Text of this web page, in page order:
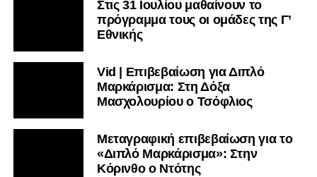
lamiara.grστοGoogle Newsγια να
μαθαίνετε πρώτοι τα κυανόλευκα νέα στην Ελλάδα και τον
υπόλοιπο κόσμο. Ακολουθήστε το lamiara.gr στο
μαθαίνετε σε χρόνο dt όλα τα νέα.
Στις 31 Ιουλίου μαθαίνουν το
πρόγραμμα τους οι ομάδες της Γ’
Εθνικής
Vid | Επιβεβαίωση για Διπλό
Μαρκάρισμα: Στη Δόξα
Μασχολουρίου ο Τσόφλιος
Μεταγραφική επιβεβαίωση για το
«Διπλό Μαρκάρισμα»: Στην
Κόρινθο ο Ντότης